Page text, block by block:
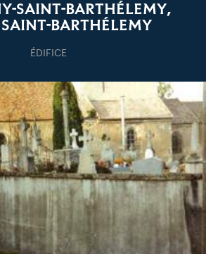
SAINT-BARTHÉLEMY,
BARTHÉLEMY
ÉDIFICE